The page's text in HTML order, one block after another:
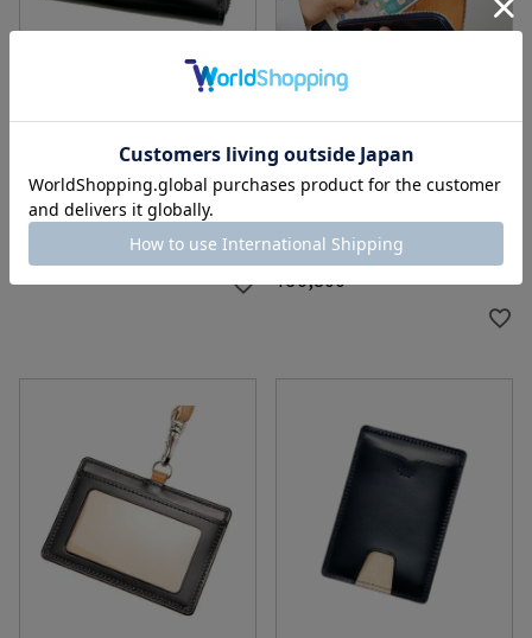
【NEW】希少な国産コードバン使用 エ
ケッタレザー
を楽しめる革製品
スマートフォンケース(縦150
ｍｍまで対応)｜オイルシェル
ー
¥30,800